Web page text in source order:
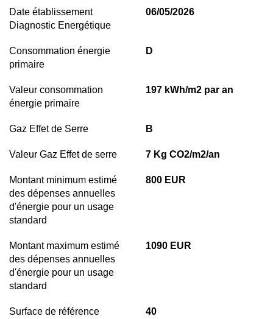
Date établissement
Diagnostic Energétique
06/05/2026
Consommation énergie
primaire
D
Valeur consommation
énergie primaire
197 kWh/m2 par an
Gaz Effet de Serre B
Valeur Gaz Effet de serre 7 Kg CO2/m2/an
Montant minimum estimé
des dépenses annuelles
d'énergie pour un usage
standard
800 EUR
Montant maximum estimé
des dépenses annuelles
d'énergie pour un usage
standard
1090 EUR
Surface de référence 40